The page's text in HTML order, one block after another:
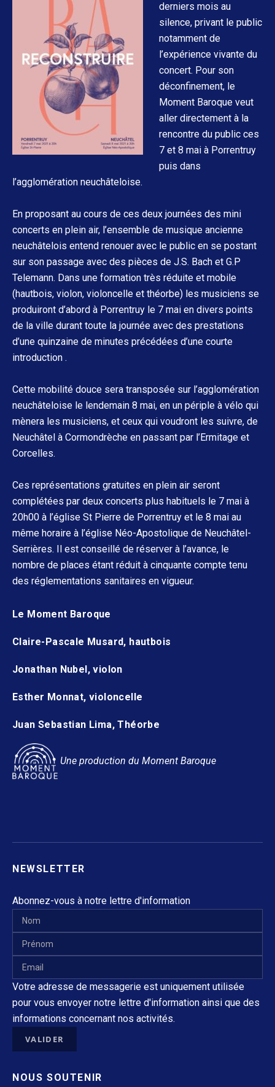
derniers mois au
silence, privant le public
notamment de
l’expérience vivante du
concert. Pour son
déconfinement, le
Moment Baroque veut
aller directement à la
rencontre du public ces
7 et 8 mai à Porrentruy
puis dans
l’agglomération neuchâteloise.
En proposant au cours de ces deux journées des mini
concerts en plein air, l’ensemble de musique ancienne
neuchâtelois entend renouer avec le public en se postant
sur son passage avec des pièces de J.S. Bach et G.P
Telemann. Dans une formation très réduite et mobile
(hautbois, violon, violoncelle et théorbe) les musiciens se
produiront d’abord à Porrentruy le 7 mai en divers points
de la ville durant toute la journée avec des prestations
d’une quinzaine de minutes précédées d’une courte
introduction .
Cette mobilité douce sera transposée sur l’agglomération
neuchâteloise le lendemain 8 mai, en un périple à vélo qui
mènera les musiciens, et ceux qui voudront les suivre, de
Neuchâtel à Cormondrèche en passant par l’Ermitage et
Corcelles.
Ces représentations gratuites en plein air seront
complétées par deux concerts plus habituels le 7 mai à
20h00 à l’église St Pierre de Porrentruy et le 8 mai au
même horaire à l’église Néo-Apostolique de Neuchâtel-
Serrières. Il est conseillé de réserver à l’avance, le
nombre de places étant réduit à cinquante compte tenu
des réglementations sanitaires en vigueur.
Le Moment Baroque
Claire-Pascale Musard, hautbois
Jonathan Nubel, violon
Esther Monnat, violoncelle
Juan Sebastian Lima, Théorbe
Une production du Moment Baroque
NEWSLETTER
Abonnez-vous à notre lettre d'information
Votre adresse de messagerie est uniquement utilisée
pour vous envoyer notre lettre d'information ainsi que des
informations concernant nos activités.
NOUS SOUTENIR